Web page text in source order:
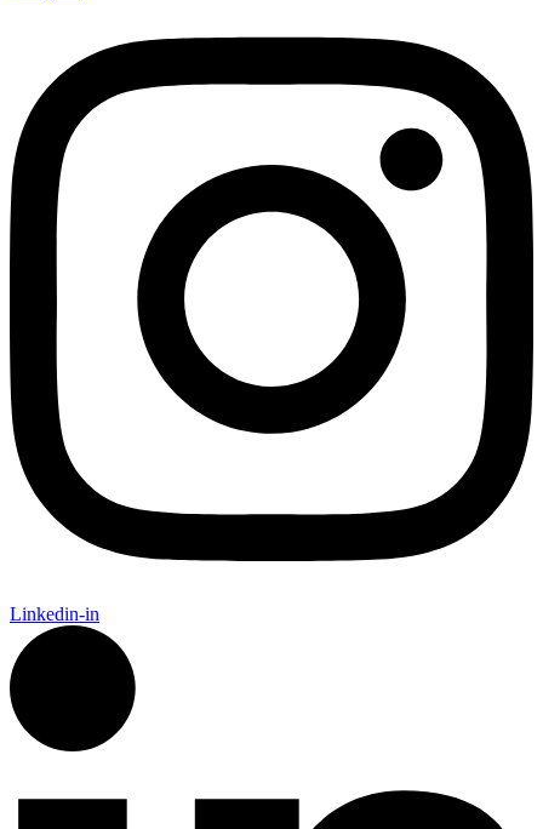
Linkedin-in